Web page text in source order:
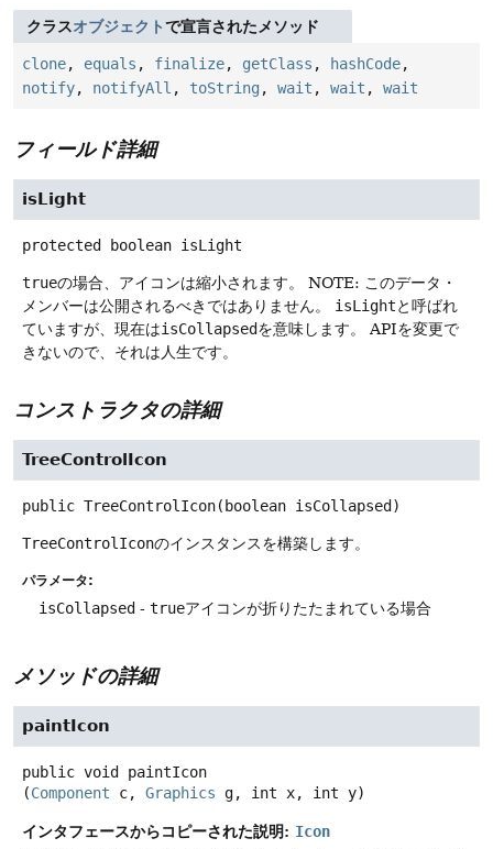
クラスオブジェクトで宣言されたメソッド
clone, equals , finalize, getClass , hashCode,
notify, notifyAll , toString , wait , wait , wait
フィールド詳細
isLight
protected boolean isLight
trueの場合、アイコンは縮小されます。
NOTE: このデータ・
メンバーは公開されるべきではありません。
isLightと呼ばれ
ていますが、現在はisCollapsedを意味します。
APIを変更で
きないので、それは人生です。
コンストラクタの詳細
TreeControlIcon
public TreeControlIcon(boolean isCollapsed)
TreeControlIconのインスタンスを構築します。
パラメータ:
isCollapsed - trueアイコンが折りたたまれている場合
メソッドの詳細
paintIcon
public void
paintIcon
(Component c, Graphics g, int x, int y)
インタフェースからコピーされた説明: Icon